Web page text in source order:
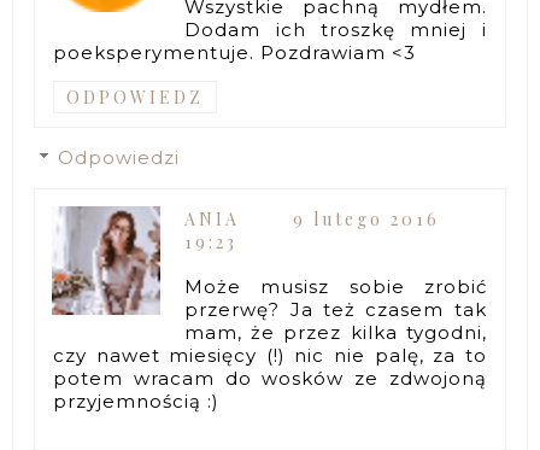
Wszystkie pachną mydłem.
Dodam ich troszkę mniej i
poeksperymentuje. Pozdrawiam <3
ODPOWIEDZ
Odpowiedzi
ANIA
9 lutego 2016
19:23
Może musisz sobie zrobić
przerwę? Ja też czasem tak
mam, że przez kilka tygodni,
czy nawet miesięcy (!) nic nie palę, za to
potem wracam do wosków ze zdwojoną
przyjemnością :)